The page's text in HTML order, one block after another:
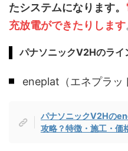
たシステムになります。
充放電ができたりします
パナソニックV2Hのライ
eneplat（エネプラッ
パナソニックV2Hの
攻略？特徴・施工・価